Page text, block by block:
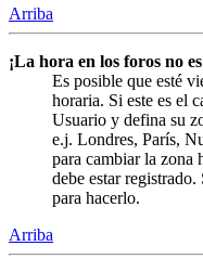
Arriba
¡La hora en los foros no
Es posible que esté
horaria. Si este es el
Usuario y defina su
e.j. Londres, París,
para cambiar la zona
debe estar
para hacerlo.
Arriba